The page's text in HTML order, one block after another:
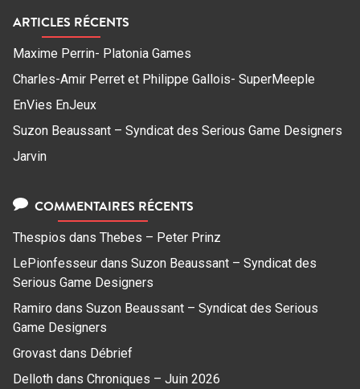
ARTICLES RÉCENTS
Maxime Perrin- Platonia Games
Charles-Amir Perret et Philippe Gallois- SuperMeeple
EnVies EnJeux
Suzon Beaussant – Syndicat des Serious Game Designers
Jarvin
COMMENTAIRES RÉCENTS
Thespios dans Thebes – Peter Prinz
LePionfesseur dans Suzon Beaussant – Syndicat des
Serious Game Designers
Ramiro dans Suzon Beaussant – Syndicat des Serious
Game Designers
Grovast dans Débrief
Delloth dans Chroniques – Juin 2026